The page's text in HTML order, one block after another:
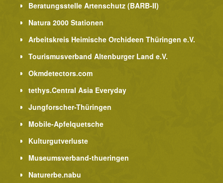
Beratungsstelle Artenschutz (BARB-II)
Natura 2000 Stationen
Arbeitskreis Heimische Orchideen Thüringen e.V.
Tourismusverband Altenburger Land e.V.
Okmdetectors.com
tethys.Central Asia Everyday
Jungforscher-Thüringen
Mobile-Apfelquetsche
Kulturgutverluste
Museumsverband-thueringen
Naturerbe.nabu